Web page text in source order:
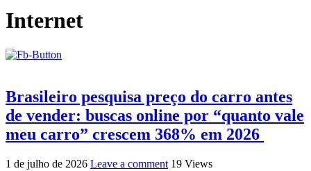
Internet
Brasileiro pesquisa preço do carro antes
de vender: buscas online por “quanto vale
meu carro” crescem 368% em 2026
1 de julho de 2026 Leave a comment 19 Views